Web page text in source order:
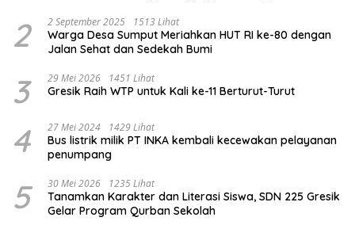
2 2 September 2025 1513 Lihat
Warga Desa Sumput Meriahkan HUT RI ke-80 dengan
Jalan Sehat dan Sedekah Bumi ‎
3 29 Mei 2026 1451 Lihat
Gresik Raih WTP untuk Kali ke-11 Berturut-Turut
4 27 Mei 2024 1429 Lihat
Bus listrik milik PT INKA kembali kecewakan pelayanan
penumpang
5 30 Mei 2026 1235 Lihat
Tanamkan Karakter dan Literasi Siswa, SDN 225 Gresik
Gelar Program Qurban Sekolah